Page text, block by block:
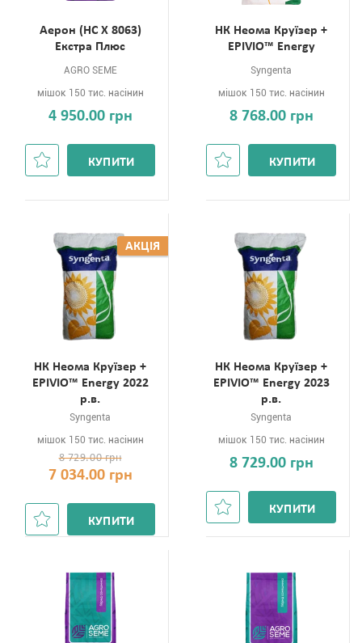
Aерон (НС Х 8063)
Екстра Плюс
AGRO SEME
мішок 150 тис. насінин
4 950.00 грн
КУПИТИ
НК Неома Круїзер +
EPIVIO™ Energy
Syngenta
мішок 150 тис. насінин
8 768.00 грн
КУПИТИ
НК Неома Круїзер +
EPIVIO™ Energy 2022
р.в.
Syngenta
мішок 150 тис. насінин
АКЦІЯ
8 729.00 грн
7 034.00 грн
КУПИТИ
НК Неома Круїзер +
EPIVIO™ Energy 2023
р.в.
Syngenta
мішок 150 тис. насінин
8 729.00 грн
КУПИТИ